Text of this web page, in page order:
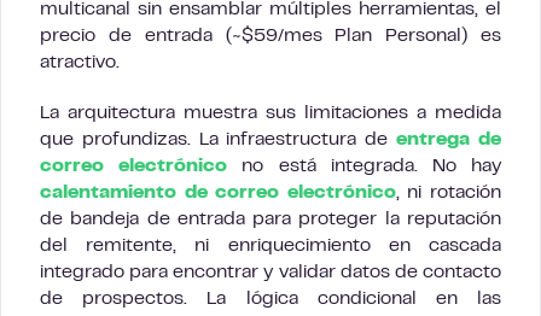
multicanal sin ensamblar múltiples herramientas, el
precio de entrada (~$59/mes Plan Personal) es
atractivo.
La arquitectura muestra sus limitaciones a medida
que profundizas. La infraestructura deentrega de
correo electrónico no está integrada. No hay
calentamiento de correo electrónico, ni rotación
de bandeja de entrada para proteger la reputación
del remitente, ni enriquecimiento en cascada
integrado para encontrar y validar datos de contacto
de prospectos. La lógica condicional en las